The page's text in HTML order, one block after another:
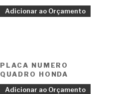
Adicionar ao Orçamento
PLACA NUMERO
QUADRO HONDA
Adicionar ao Orçamento